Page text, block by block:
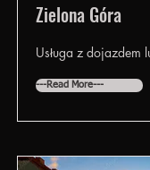
Zielona Góra
Usługa z dojazdem
---Read More---